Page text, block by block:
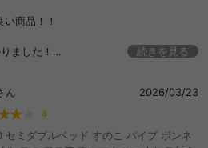
商品！！
ました！
地は柔らかく弾力あるかんじ
ちゃかわいい
続きを見る
ん
2026/03/23
4
セミダブルベッド すのこ パイプ ボンネ